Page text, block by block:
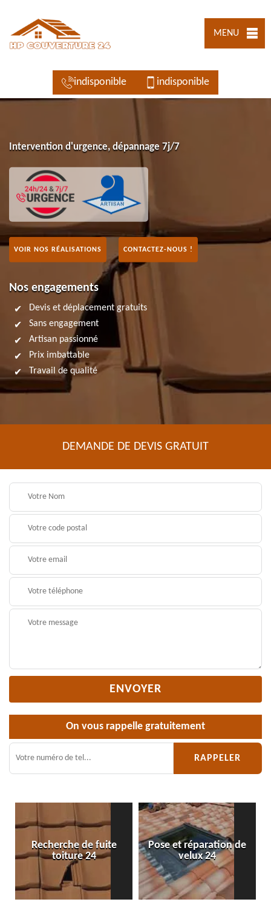
MENU
indisponible indisponible
Intervention d'urgence, dépannage 7j/7
VOIR NOS RÉALISATIONS CONTACTEZ-NOUS !
Nos engagements
Devis et déplacement gratuits
Sans engagement
Artisan passionné
Prix imbattable
Travail de qualité
DEMANDE DE DEVIS GRATUIT
On vous rappelle gratuitement
Recherche de fuite
toiture 24
Pose et réparation de
velux 24